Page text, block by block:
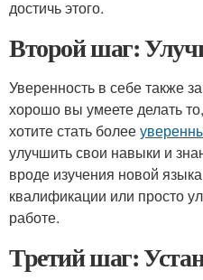
достичь этого.
Второй шаг:
Уверенность в себе также
хорошо вы умеете делать
хотите стать более
улучшить свои навыки и
вроде изучения новой
квалификации или просто
работе.
Третий шаг: